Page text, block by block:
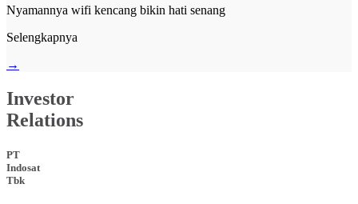
Nyamannya wifi kencang bikin hati senang
Selengkapnya
→
Investor
Relations
PT
Indosat
Tbk